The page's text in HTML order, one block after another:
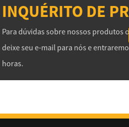
INQUÉRITO DE
Para dúvidas sobre nossos produtos
deixe seu e-mail para nós e
horas.